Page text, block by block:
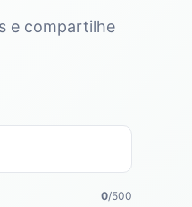
e compartilhe
0/500